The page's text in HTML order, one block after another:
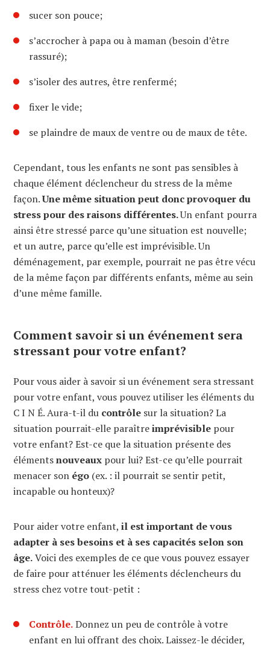
sucer son pouce;
s’accrocher à papa ou à maman (besoin d’être
rassuré);
s’isoler des autres, être renfermé;
fixer le vide;
se plaindre de maux de ventre ou de maux de tête.
Cependant, tous les enfants ne sont pas sensibles à
chaque élément déclencheur du stress de la même
façon.Une même situation peut donc provoquer du
stress pour des raisons différentes.Un enfant pourra
ainsi être stressé parce qu’une situation est nouvelle;
et un autre, parce qu’elle est imprévisible. Un
déménagement, par exemple, pourrait ne pas être vécu
de la même façon par différents enfants, même au sein
d’une même famille.
Comment savoir si un événement sera
stressant pour votre enfant?
Pour vous aider à savoir si un événement sera stressant
pour votre enfant, vous pouvez utiliser les éléments du
C I N É. Aura-t-il du contrôle sur la situation? La
situation pourrait-elle paraîtreimprévisible pour
votre enfant? Est-ce que la situation présente des
élémentsnouveaux pour lui? Est-ce qu’elle pourrait
menacer son égo (ex. : il pourrait se sentir petit,
incapable ou honteux)?
Pour aider votre enfant, il est important de vous
adapter à ses besoins et à ses capacités selon son
âge.Voici des exemples de ce que vous pouvez essayer
de faire pour atténuer les éléments déclencheurs du
stress chez votre tout-petit :
Contrôle.Donnez un peu de contrôle à votre
enfant en lui offrant des choix. Laissez-le décider,